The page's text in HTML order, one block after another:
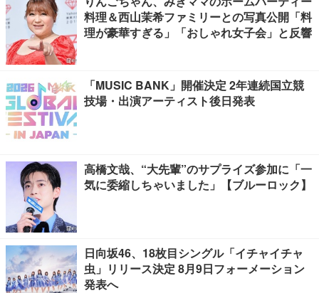
料理＆西山茉希ファミリーとの写真公開「料
理が豪華すぎる」「おしゃれ女子会」と反響
「MUSIC BANK」開催決定 2年連続国立競
技場・出演アーティスト後日発表
高橋文哉、“大先輩”のサプライズ参加に「一
気に委縮しちゃいました」【ブルーロック】
日向坂46、18枚目シングル「イチャイチャ
虫」リリース決定 8月9日フォーメーション
発表へ